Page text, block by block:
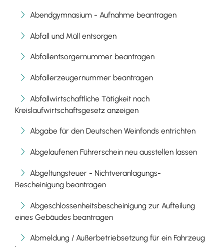
Abendgymnasium - Aufnahme beantragen
Abfall und Müll entsorgen
Abfallentsorgernummer beantragen
Abfallerzeugernummer beantragen
Abfallwirtschaftliche Tätigkeit nach
Kreislaufwirtschaftsgesetz anzeigen
Abgabe für den Deutschen Weinfonds entrichten
Abgelaufenen Führerschein neu ausstellen lassen
Abgeltungsteuer - Nichtveranlagungs-
Bescheinigung beantragen
Abgeschlossenheitsbescheinigung zur Aufteilung
eines Gebäudes beantragen
Abmeldung / Außerbetriebsetzung für ein Fahrzeug